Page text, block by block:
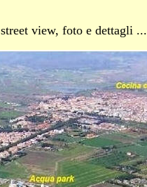
street view, foto e dettagli ...